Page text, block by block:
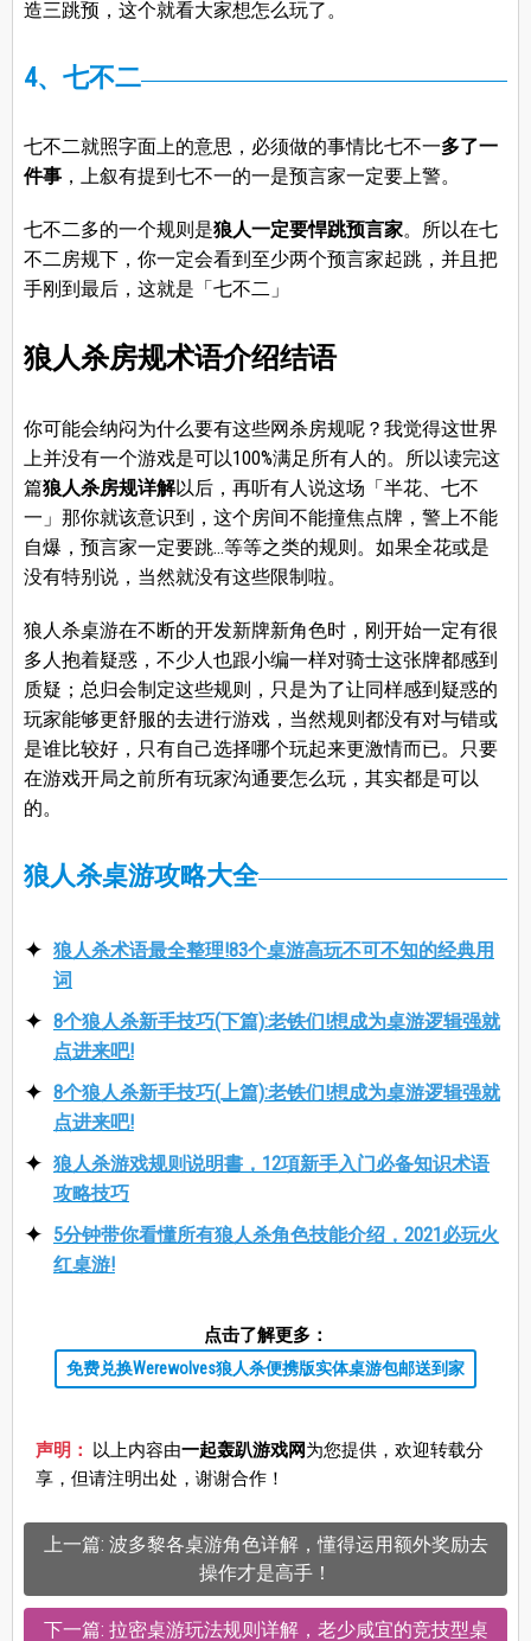
造三跳预，这个就看大家想怎么玩了。
4、七不二
七不二就照字面上的意思，必须做的事情比七不一多了一
件事，上叙有提到七不一的一是预言家一定要上警。
七不二多的一个规则是狼人一定要悍跳预言家。所以在七
不二房规下，你一定会看到至少两个预言家起跳，并且把
手刚到最后，这就是「七不二」
狼人杀房规术语介绍结语
你可能会纳闷为什么要有这些网杀房规呢？我觉得这世界
上并没有一个游戏是可以100%满足所有人的。所以读完这
篇狼人杀房规详解以后，再听有人说这场「半花、七不
一」那你就该意识到，这个房间不能撞焦点牌，警上不能
自爆，预言家一定要跳…等等之类的规则。如果全花或是
没有特别说，当然就没有这些限制啦。
狼人杀桌游在不断的开发新牌新角色时，刚开始一定有很
多人抱着疑惑，不少人也跟小编一样对骑士这张牌都感到
质疑；总归会制定这些规则，只是为了让同样感到疑惑的
玩家能够更舒服的去进行游戏，当然规则都没有对与错或
是谁比较好，只有自己选择哪个玩起来更激情而已。只要
在游戏开局之前所有玩家沟通要怎么玩，其实都是可以
的。
狼人杀桌游攻略大全
狼人杀术语最全整理!83个桌游高玩不可不知的经典用
词
8个狼人杀新手技巧(下篇):老铁们!想成为桌游逻辑强就
点进来吧!
8个狼人杀新手技巧(上篇):老铁们!想成为桌游逻辑强就
点进来吧!
狼人杀游戏规则说明書，12項新手入门必备知识术语
攻略技巧
5分钟带你看懂所有狼人杀角色技能介绍，2021必玩火
红桌游!
点击了解更多：
免费兑换Werewolves狼人杀便携版实体桌游包邮送到家
声明： 以上内容由一起轰趴游戏网为您提供，欢迎转载分
享，但请注明出处，谢谢合作！
上一篇: 波多黎各桌游角色详解，懂得运用额外奖励去
操作才是高手！
下一篇: 拉密桌游玩法规则详解，老少咸宜的竞技型桌